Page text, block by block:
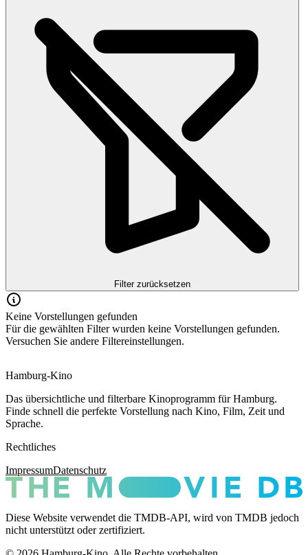
Filter zurücksetzen
Keine Vorstellungen gefunden
Für die gewählten Filter wurden keine Vorstellungen gefunden.
Versuchen Sie andere Filtereinstellungen.
Hamburg-Kino
Das übersichtliche und filterbare Kinoprogramm für Hamburg.
Finde schnell die perfekte Vorstellung nach Kino, Film, Zeit und
Sprache.
Rechtliches
ImpressumDatenschutz
Diese Website verwendet die TMDB-API, wird von TMDB jedoch
nicht unterstützt oder zertifiziert.